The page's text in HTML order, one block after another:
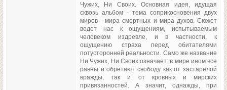
Чужих, Ни Своих. Основная идея, идущая
сквозь альбом - тема соприкосновения двух
миров - мира смертных и мира духов. Сюжет
ведет нас к ощущениям, испытываемым
человеком издревле, и в частности, к
ощущению страха перед обитателями
потусторонней реальности. Само же название
Ни Чужих, Ни Своих означает: в мире ином все
равны и обретают свободу как от застарелой
вражды, так и от кровных и мирских
привязанностей. А значит, однажды, при